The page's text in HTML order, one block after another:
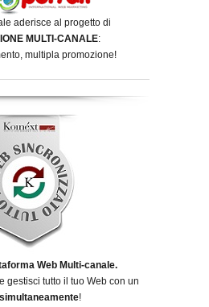
aderisce al progetto di
MULTI-CANALE:
multipla promozione!
Web Multi-canale.
gestisci tutto il tuo Web con un
simultaneamente!